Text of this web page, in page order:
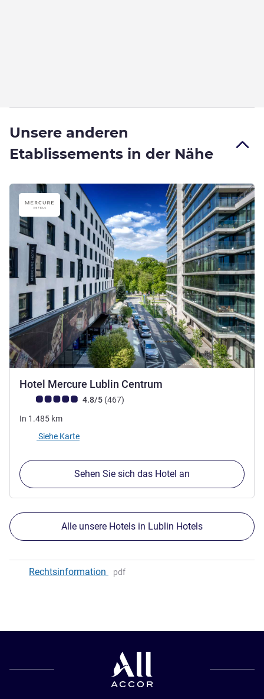
Unsere anderen
Etablissements in der Nähe
Hotel Mercure Lublin Centrum
Note Kundenmeinungen (Bewertung ALL)
4.8/5 (467Bewertungen
)
In 1.485 km
Siehe Karte
Sehen Sie sich das Hotel an
Alle unsere Hotels in Lublin Hotels
Rechtsinformation pdf